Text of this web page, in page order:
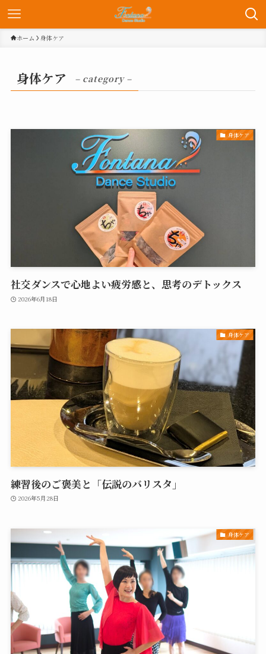
ホーム 身体ケア
身体ケア – category –
身体ケア
社交ダンスで心地よい疲労感と、思考のデトックス
2026年6月18日
身体ケア
練習後のご褒美と「伝説のバリスタ」
2026年5月28日
身体ケア